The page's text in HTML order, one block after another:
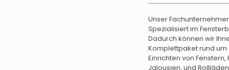
Unser
Spezialisiert im
Dadurch können wir
Komplettpaket rund um
Einrichten von Fenstern,
Jalousien, und